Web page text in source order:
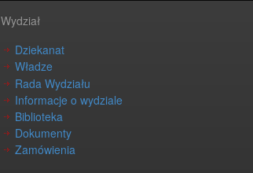
Wydział
Dziekanat
Władze
Rada Wydziału
Informacje o wydziale
Biblioteka
Dokumenty
Zamówienia